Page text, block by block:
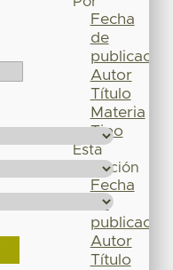
Fecha
de
publicación
Autor
Título
Materia
Tipo
Esta
colección
Fecha
de
publicación
Autor
Título